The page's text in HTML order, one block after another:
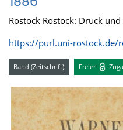
Rostock Rostock: Druck
https://purl.uni-rostock.de/
Band (Zeitschrift) Freier